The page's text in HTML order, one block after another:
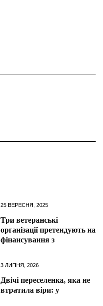
25 ВЕРЕСНЯ, 2025
Три ветеранські
організації претендують на
фінансування з
3 ЛИПНЯ, 2026
Двічі переселенка, яка не
втратила віри: у